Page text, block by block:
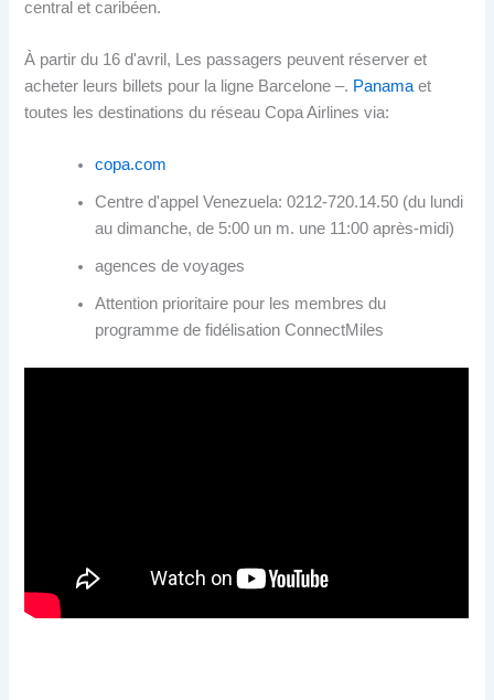
central et caribéen.
À partir du 16 d'avril, Les passagers peuvent réserver et
acheter leurs billets pour la ligne Barcelone –. Panama et
toutes les destinations du réseau Copa Airlines via:
copa.com
Centre d'appel Venezuela: 0212-720.14.50 (du lundi
au dimanche, de 5:00 un m. une 11:00 après-midi)
agences de voyages
Attention prioritaire pour les membres du
programme de fidélisation ConnectMiles